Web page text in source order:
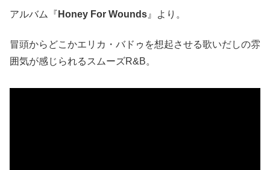
アルバム『 Honey For Wounds 』より。
冒頭からどこかエリカ・バドゥを想起させる歌いだしの雰
囲気が感じられるスムーズR&B。